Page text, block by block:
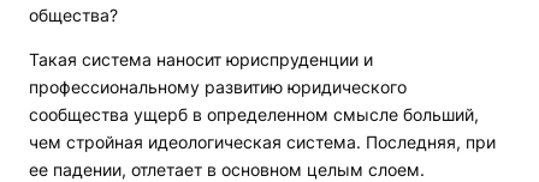
общества?
Такая система наносит юриспруденции и
профессиональному развитию юридического
сообщества ущерб в определенном смысле больший,
чем стройная идеологическая система. Последняя, при
ее падении, отлетает в основном целым слоем.